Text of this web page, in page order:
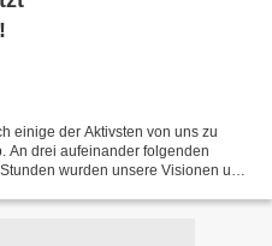
einige der Aktivsten von uns zu
An drei aufeinander folgenden
wurden unsere Visionen und